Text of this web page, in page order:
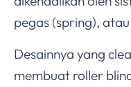
pegas (spring),
Desainnya yang
membuat roller